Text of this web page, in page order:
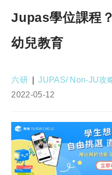
Jupas學位課程
幼兒教育
Post
author:
六研
Post
category:
JUPAS/ Non-JU攻
Post
2022-05-12